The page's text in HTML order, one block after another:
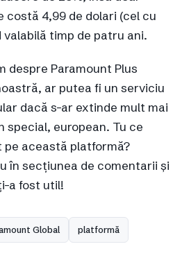
4,99 de dolari (cel cu
timp de patru ani.
despre Paramount Plus
ar putea fi un serviciu
dacă s-ar extinde mult mai
special, european. Tu ce
această platformă?
în secțiunea de comentarii și
a fost util!
Global platformă